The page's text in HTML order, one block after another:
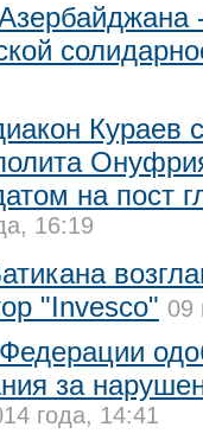
Кураев
на пост
16:19
"Invesco" 09
за
года, 14:41